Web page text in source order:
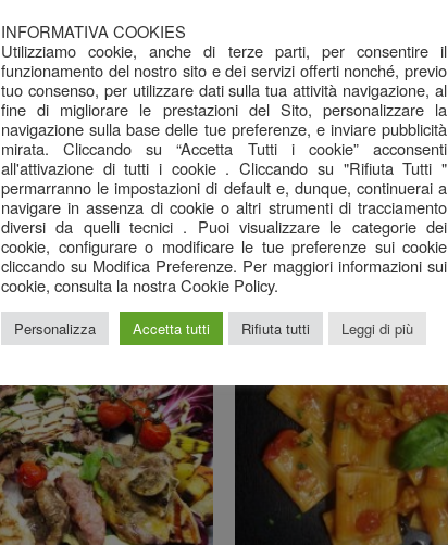
INFORMATIVA COOKIES
Utilizziamo cookie, anche di terze parti, per consentire il
funzionamento del nostro sito e dei servizi offerti nonché, previo
tuo consenso, per utilizzare dati sulla tua attività navigazione, al
fine di migliorare le prestazioni del Sito, personalizzare la
navigazione sulla base delle tue preferenze, e inviare pubblicità
mirata. Cliccando su “Accetta Tutti i cookie” acconsenti
all'attivazione di tutti i cookie . Cliccando su "Rifiuta Tutti "
permarranno le impostazioni di default e, dunque, continuerai a
navigare in assenza di cookie o altri strumenti di tracciamento
diversi da quelli tecnici . Puoi visualizzare le categorie dei
cookie, configurare o modificare le tue preferenze sui cookie
cliccando su Modifica Preferenze. Per maggiori informazioni sui
cookie, consulta la nostra Cookie Policy.
Personalizza Accetta tutti Rifiuta tutti Leggi di più